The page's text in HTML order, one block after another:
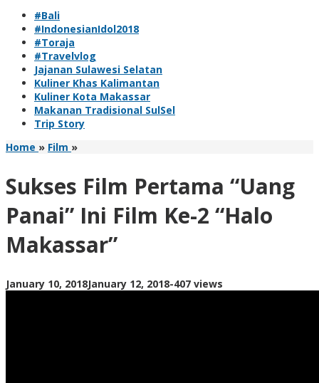
#Bali
#IndonesianIdol2018
#Toraja
#Travelvlog
Jajanan Sulawesi Selatan
Kuliner Khas Kalimantan
Kuliner Kota Makassar
Makanan Tradisional SulSel
Trip Story
Home » Film »Sukses
“Uang
Ini
Film
Ke-
2
Makassar”
Sukses Film Pertama “Uang
Panai” Ini Film Ke-2 “Halo
Makassar”
January 10, 2018January 12, 2018by
-407 views